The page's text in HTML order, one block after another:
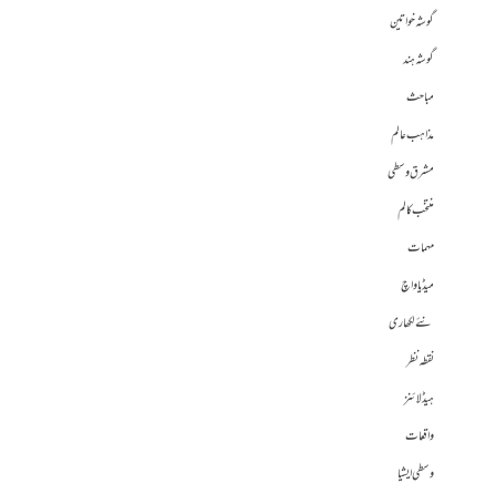
گوشہ خواتین
گوشہ ہند
مباحث
مذاہب عالم
مشرق وسطی
منتخب کالم
مہمات
میڈیا واچ
نئے لکھاری
نقطہ نظر
ہیڈلائنز
واقعات
وسطی ایشیا